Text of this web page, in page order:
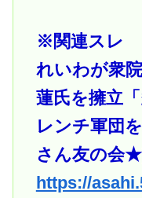
※関連スレ
れいわが衆
蓮氏を擁立
レンチ軍団
さん友の会
https://